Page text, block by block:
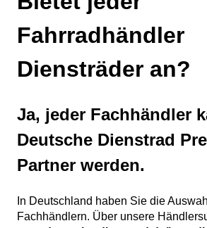
Fahrradhändler
Diensträder an?
Ja, jeder Fachhändler
Deutsche Dienstrad
Partner werden.
In Deutschland haben Sie die
Fachhändlern. Über unsere